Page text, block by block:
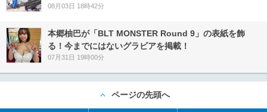
08月03日 18時42分
本郷柚巴が「BLT MONSTER Round 9」の表紙を飾
る！今までにはないグラビアを掲載！
07月31日 19時00分
ページの先頭へ